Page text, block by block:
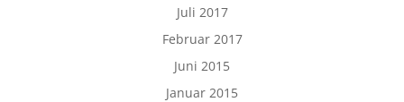
Juli 2017
Februar 2017
Juni 2015
Januar 2015